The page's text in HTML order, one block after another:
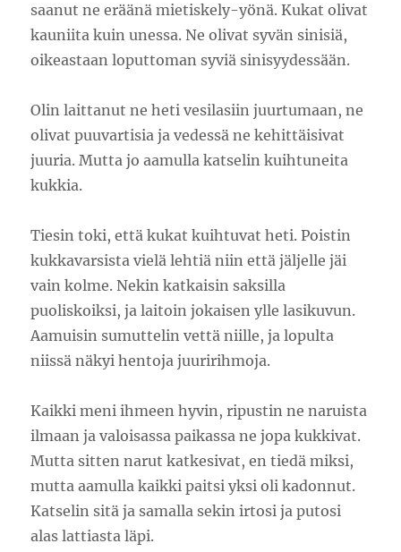
saanut ne eräänä mietiskely-yönä. Kukat olivat
kauniita kuin unessa. Ne olivat syvän sinisiä,
oikeastaan loputtoman syviä sinisyydessään.
Olin laittanut ne heti vesilasiin juurtumaan, ne
olivat puuvartisia ja vedessä ne kehittäisivat
juuria. Mutta jo aamulla katselin kuihtuneita
kukkia.
Tiesin toki, että kukat kuihtuvat heti. Poistin
kukkavarsista vielä lehtiä niin että jäljelle jäi
vain kolme. Nekin katkaisin saksilla
puoliskoiksi, ja laitoin jokaisen ylle lasikuvun.
Aamuisin sumuttelin vettä niille, ja lopulta
niissä näkyi hentoja juuririhmoja.
Kaikki meni ihmeen hyvin, ripustin ne naruista
ilmaan ja valoisassa paikassa ne jopa kukkivat.
Mutta sitten narut katkesivat, en tiedä miksi,
mutta aamulla kaikki paitsi yksi oli kadonnut.
Katselin sitä ja samalla sekin irtosi ja putosi
alas lattiasta läpi.